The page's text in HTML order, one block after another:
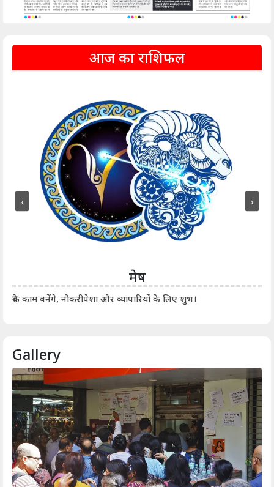
आज का राशिफल
मेष
रुके काम बनेंगे, नौकरीपेशा और व्यापारियों के लिए शुभ।
‹ ›
Gallery